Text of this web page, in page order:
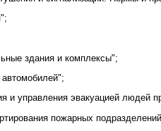
здания и комплексы";
и управления эвакуацией людей
пожарных